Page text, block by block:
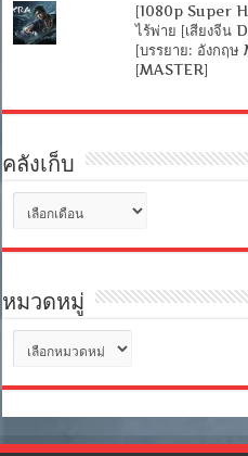
[1080p Super
ไร้พ่าย [เสียงจีน
[บรรยาย: อังกฤ
[MASTER]
คลังเก็บ
เก็บ
หมวดหมู่
หมู่